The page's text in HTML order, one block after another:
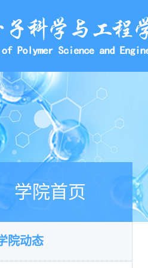
学院首页
院动态